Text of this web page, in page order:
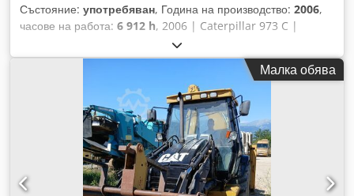
Състояние: употребяван, Година на производство: 2006,
часове на работа: 6 912 h, 2006 | Caterpillar 973 C |
Верижен челен товарач | 6912 работни часа 📍
Местоположение: Франция 🚛 Доставка до Ваш адрес –
Използвайте нашия калкулатор за транспортни разходи! 💰
Купете сега за 61 600 EUR или направете оферта.
Плащане при доставка е възможно срещу малка такса
(подлежи на одобрение)* 👷‍♂️ Инспектиран от независим
експерт 36 инспекционни точки: 27 одобрени ✅ 8 с
несъвършенства ℹ️ 1 с проблем ⚠️ 📌 Коментар на
инспектора: Машината е в общо добро състояние, има
корозия по различни каросерийни елементи.
Малка обява